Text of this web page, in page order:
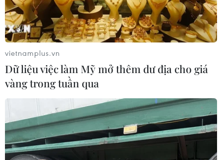
vietnamplus.vn
Dữ liệu việc làm Mỹ mở thêm dư địa cho giá
vàng trong tuần qua